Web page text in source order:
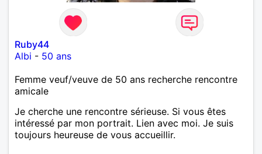
Ruby44
Albi - 50 ans
Femme veuf/veuve de 50 ans recherche rencontre
amicale
Je cherche une rencontre sérieuse. Si vous êtes
intéressé par mon portrait. Lien avec moi. Je suis
toujours heureuse de vous accueillir.